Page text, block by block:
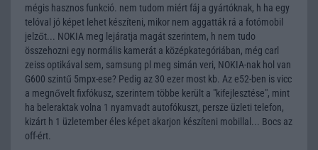
mégis hasznos funkció. nem tudom miért fáj a gyártóknak, h ha egy
telóval jó képet lehet készíteni, mikor nem aggatták rá a fotómobil
jelzőt... NOKIA meg lejáratja magát szerintem, h nem tudo
összehozni egy normális kamerát a középkategóriában, még carl
zeiss optikával sem, samsung pl meg simán veri, NOKIA-nak hol van
G600 szintű 5mpx-ese? Pedig az 30 ezer most kb. Az e52-ben is vicc
a megnővelt fixfókusz, szerintem többe került a "kifejlesztése", mint
ha beleraktak volna 1 nyamvadt autofókuszt, persze üzleti telefon,
kizárt h 1 üzletember éles képet akarjon készíteni mobillal... Bocs az
off-ért.